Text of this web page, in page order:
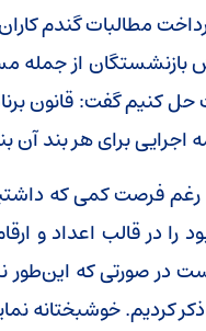
مطالبات گندم
از جمله
حل کنیم گفت: قانون
اجرایی برای هر
را در قالب اعداد و
صورتی که این‌طور
کردیم. خوشبختانه